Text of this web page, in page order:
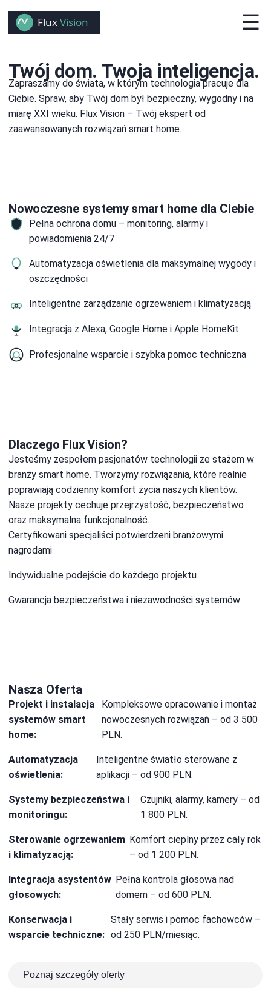
☰
Twój dom. Twoja inteligencja.
Zapraszamy do świata, w którym technologia pracuje dla
Ciebie. Spraw, aby Twój dom był bezpieczny, wygodny i na
miarę XXI wieku. Flux Vision – Twój ekspert od
zaawansowanych rozwiązań smart home.
Nowoczesne systemy smart home dla Ciebie
Pełna ochrona domu – monitoring, alarmy i
powiadomienia 24/7
Automatyzacja oświetlenia dla maksymalnej wygody i
oszczędności
Inteligentne zarządzanie ogrzewaniem i klimatyzacją
Integracja z Alexa, Google Home i Apple HomeKit
Profesjonalne wsparcie i szybka pomoc techniczna
Dlaczego Flux Vision?
Jesteśmy zespołem pasjonatów technologii ze stażem w
branży smart home. Tworzymy rozwiązania, które realnie
poprawiają codzienny komfort życia naszych klientów.
Nasze projekty cechuje przejrzystość, bezpieczeństwo
oraz maksymalna funkcjonalność.
Certyfikowani specjaliści potwierdzeni branżowymi
nagrodami
Indywidualne podejście do każdego projektu
Gwarancja bezpieczeństwa i niezawodności systemów
Nasza Oferta
Projekt i instalacja
systemów smart
home:
Kompleksowe opracowanie i montaż
nowoczesnych rozwiązań – od 3 500
PLN.
Automatyzacja
oświetlenia:
Inteligentne światło sterowane z
aplikacji – od 900 PLN.
Systemy bezpieczeństwa i
monitoringu:
Czujniki, alarmy, kamery – od
1 800 PLN.
Sterowanie ogrzewaniem
i klimatyzacją:
Komfort cieplny przez cały rok
– od 1 200 PLN.
Integracja asystentów
głosowych:
Pełna kontrola głosowa nad
domem – od 600 PLN.
Konserwacja i
wsparcie techniczne:
Stały serwis i pomoc fachowców –
od 250 PLN/miesiąc.
Poznaj szczegóły oferty